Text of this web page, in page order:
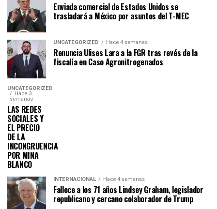
Enviada comercial de Estados Unidos se
trasladará a México por asuntos del T-MEC
UNCATEGORIZED Hace 4 semanas
Renuncia Ulises Lara a la FGR tras revés de la
fiscalía en Caso Agronitrogenados
UNCATEGORIZED
Hace 3
semanas
LAS REDES
SOCIALES Y
EL PRECIO
DE LA
INCONGRUENCIA
POR MINA
BLANCO
INTERNACIONAL Hace 4 semanas
Fallece a los 71 años Lindsey Graham, legislador
republicano y cercano colaborador de Trump